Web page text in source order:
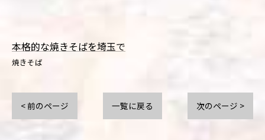
本格的な焼きそばを埼玉で
焼きそば
< 前のページ 一覧に戻る 次のページ >